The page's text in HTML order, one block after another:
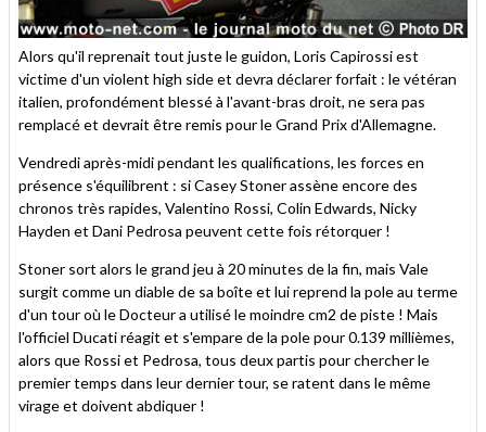
Alors qu'il reprenait tout juste le guidon, Loris Capirossi est
victime d'un violent high side et devra déclarer forfait : le vétéran
italien, profondément blessé à l'avant-bras droit, ne sera pas
remplacé et devrait être remis pour le Grand Prix d'Allemagne.
Vendredi après-midi pendant les qualifications, les forces en
présence s'équilibrent : si Casey Stoner assène encore des
chronos très rapides, Valentino Rossi, Colin Edwards, Nicky
Hayden et Dani Pedrosa peuvent cette fois rétorquer !
Stoner sort alors le grand jeu à 20 minutes de la fin, mais Vale
surgit comme un diable de sa boîte et lui reprend la pole au terme
d'un tour où le Docteur a utilisé le moindre cm2 de piste ! Mais
l'officiel Ducati réagit et s'empare de la pole pour 0.139 millièmes,
alors que Rossi et Pedrosa, tous deux partis pour chercher le
premier temps dans leur dernier tour, se ratent dans le même
virage et doivent abdiquer !